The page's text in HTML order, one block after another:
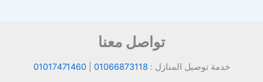
تواصل معنا
خدمة توصيل المنازل : 01066873118
|
01017471460